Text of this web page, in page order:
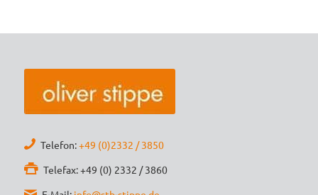
Die Kommunikation war schnell und
unkompliziert, und die Steuererklärung
termingerecht erledigt. Dank der
strategischen Tipps konnte ich sogar
Telefon:+49 (0)2332 / 3850
Telefax: +49 (0) 2332 / 3860